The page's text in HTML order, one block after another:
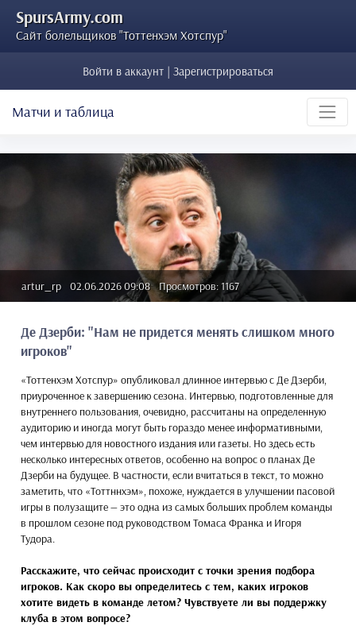
SpursArmy.com
Сайт болельщиков "Тоттенхэм Хотспур"
Войти в аккаунт | Зарегистрироваться
Матчи и таблица
artur_rp 02.06.2026 09:08 Просмотров: 1167
Де Дзерби: "Нам не придется менять слишком много
игроков"
«Тоттенхэм Хотспур» опубликовал длинное интервью с Де Дзерби,
приуроченное к завершению сезона. Интервью, подготовленные для
внутреннего пользования, очевидно, рассчитаны на определенную
аудиторию и иногда могут быть гораздо менее информативными,
чем интервью для новостного издания или газеты. Но здесь есть
несколько интересных ответов, особенно на вопрос о планах Де
Дзерби на будущее. В частности, если вчитаться в текст, то можно
заметить, что «Тоттннхэм», похоже, нуждается в улучшении пасовой
игры в полузащите — это одна из самых больших проблем команды
в прошлом сезоне под руководством Томаса Франка и Игоря
Тудора.
Расскажите, что сейчас происходит с точки зрения подбора
игроков. Как скоро вы определитесь с тем, каких игроков
хотите видеть в команде летом? Чувствуете ли вы поддержку
клуба в этом вопросе?